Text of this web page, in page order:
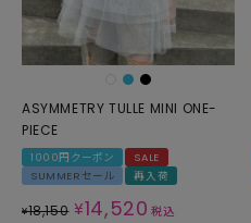
ASYMMETRY TULLE MINI ONE-
PIECE
1000円クーポン
SALE
SUMMERセール
再入荷
¥18,150 ¥14,520 税込